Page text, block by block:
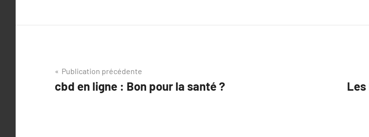
Navigation
de
Publication précédente
cbd en ligne : Bon pour la santé ?
Les